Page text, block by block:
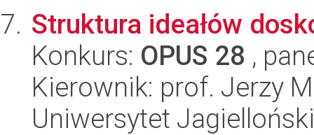
Struktura ideałów
Konkurs: OPUS 28 ,
Kierownik: prof. Jerzy
Uniwersytet Jagielloński